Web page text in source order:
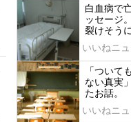
白血病で
ッセージ
裂けそう
いいねニ
「ついて
ない真実
たお話。
いいねニ